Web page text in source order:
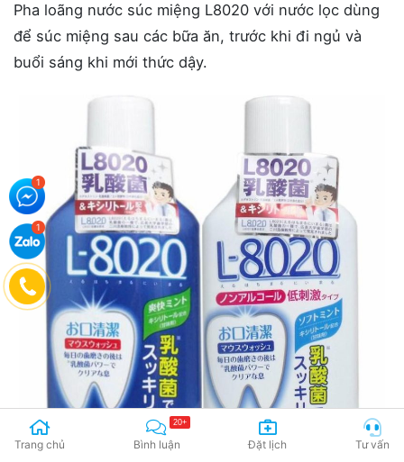
Pha loãng nước súc miệng L8020 với nước lọc dùng
để súc miệng sau các bữa ăn, trước khi đi ngủ và
buổi sáng khi mới thức dậy.
Trang chủ Bình luận
20+
Đặt lịch Tư vấn